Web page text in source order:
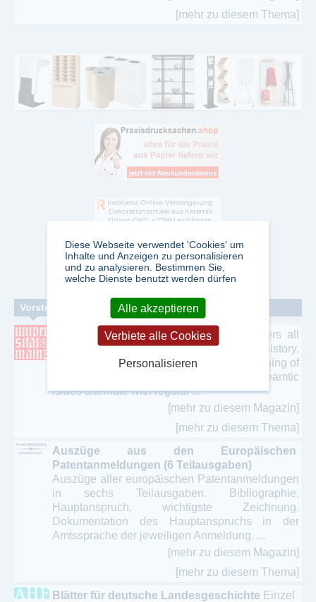
[mehr zu diesem Thema]
Vorstellung einzelner Zeitschriften
Amerikastudien American Studies
It covers all
areas from literary and cultural criticism, history,
political science, and linguistics to the teaching of
American Studies in the classroom. Theamtic
isiues alternate with regular ...
[mehr zu diesem Magazin]
[mehr zu diesem Thema]
Auszüge aus den Europäischen
Patentanmeldungen (6 Teilausgaben)
Auszüge aller europäischen Patentanmeldungen
in sechs Teilausgaben. Bibliographie,
Hauptanspruch, wichtigste Zeichnung.
Dokumentation des Hauptanspruchs in der
Amtssprache der jeweiligen Anmeldung. ...
[mehr zu diesem Magazin]
[mehr zu diesem Thema]
Blätter für deutsche Landesgeschichte Einzel
Diese Webseite verwendet 'Cookies' um
Inhalte und Anzeigen zu personalisieren
und zu analysieren. Bestimmen Sie,
welche Dienste benutzt werden dürfen
Alle akzeptieren
Verbiete alle Cookies
Personalisieren